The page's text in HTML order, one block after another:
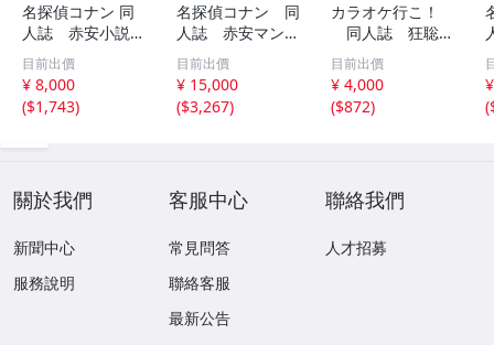
名探偵コナン 同
人誌 赤安小説1
00冊セット ラ
イバボ、赤井×安
室、沖安、赤井×
降谷 ／文庫size
目前出價
¥ 8,000
($1,743)
名探偵コナン 同
人誌 赤安マンガ
再録本他14冊セ
ット ライバ
ボ・沖安・赤井×
安室 ・赤井×降
目前出價
¥ 15,000
($3,267)
カラオケ行こ！
同人誌 狂聡マ
ンガ 3冊セット
2冊未開封
目前出價
¥ 4,000
($872)
(
關於我們
新聞中心
服務說明
客服中心
常見問答
聯絡客服
最新公告
聯絡我們
人才招募